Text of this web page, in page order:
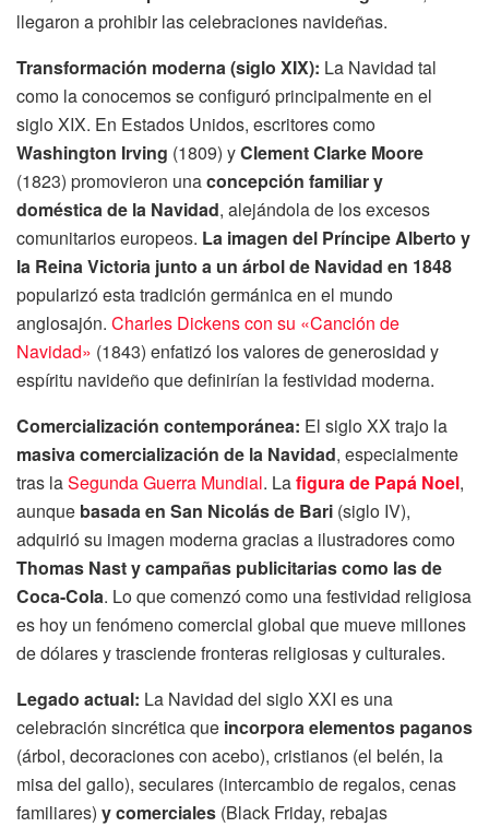
llegaron a prohibir las celebraciones navideñas.
Transformación moderna (siglo XIX): La Navidad tal
como la conocemos se configuró principalmente en el
siglo XIX. En Estados Unidos, escritores como
Washington Irving (1809) yClement Clarke Moore
(1823) promovieron unaconcepción familiar y
doméstica de la Navidad, alejándola de los excesos
comunitarios europeos. La imagen del Príncipe Alberto y
la Reina Victoria junto a un árbol de Navidad en 1848
popularizó esta tradición germánica en el mundo
anglosajón. Charles Dickens con su «Canción de
Navidad» (1843) enfatizó los valores de generosidad y
espíritu navideño que definirían la festividad moderna.
Comercialización contemporánea: El siglo XX trajo la
masiva comercialización de la Navidad, especialmente
tras laSegunda Guerra Mundial. Lafigura de Papá Noel,
aunque basada en San Nicolás de Bari (siglo IV),
adquirió su imagen moderna gracias a ilustradores como
Thomas Nast y campañas publicitarias como las de
Coca-Cola. Lo que comenzó como una festividad religiosa
es hoy un fenómeno comercial global que mueve millones
de dólares y trasciende fronteras religiosas y culturales.
Legado actual: La Navidad del siglo XXI es una
celebración sincrética que incorpora elementos paganos
(árbol, decoraciones con acebo), cristianos (el belén, la
misa del gallo), seculares (intercambio de regalos, cenas
familiares) y comerciales (Black Friday, rebajas